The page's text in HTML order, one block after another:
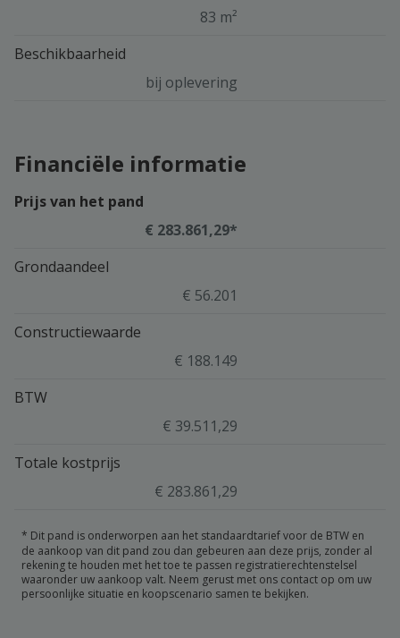
83 m²
Beschikbaarheid
bij oplevering
Financiële informatie
Prijs van het pand
€ 283.861,29*
Grondaandeel
€ 56.201
Constructiewaarde
€ 188.149
BTW
€ 39.511,29
Totale kostprijs
€ 283.861,29
* Dit pand is onderworpen aan het standaardtarief voor de BTW en
de aankoop van dit pand zou dan gebeuren aan deze prijs, zonder al
rekening te houden met het toe te passen registratierechtenstelsel
waaronder uw aankoop valt. Neem gerust met ons contact op om uw
persoonlijke situatie en koopscenario samen te bekijken.